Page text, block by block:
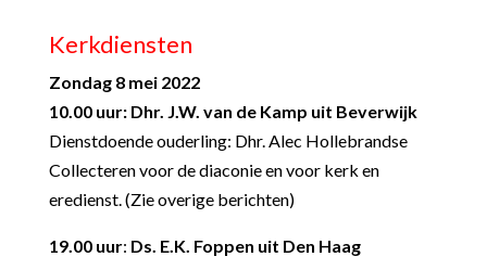
Kerkdiensten
Zondag 8 mei 2022
10.00 uur: Dhr. J.W. van de Kamp uit Beverwijk
Dienstdoende ouderling: Dhr. Alec Hollebrandse
Collecteren voor de diaconie en voor kerk en
eredienst. (Zie overige berichten)
19.00 uur: Ds. E.K. Foppen uit Den Haag